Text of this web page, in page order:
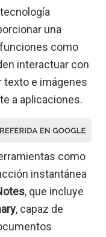
una
como
interactuar con
texto e imágenes
a aplicaciones.
como
instantánea
, que incluye
, capaz de